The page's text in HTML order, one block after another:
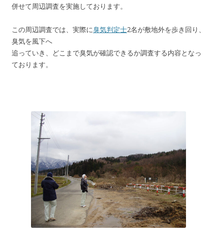
併せて周辺調査を実施しております。
この周辺調査では、実際に臭気判定士2名が敷地外を歩き回り、
臭気を風下へ
追っていき、どこまで臭気が確認できるか調査する内容となっ
ております。